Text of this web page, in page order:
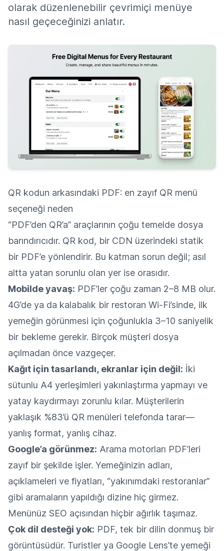
olarak düzenlenebilir çevrimiçi menüye
nasıl geçeceğinizi anlatır.
QR kodun arkasındaki PDF: en zayıf QR menü
seçeneği neden
“PDF’den QR’a” araçlarının çoğu temelde dosya
barındırıcıdır. QR kod, bir CDN üzerindeki statik
bir PDF’e yönlendirir. Bu katman sorun değil; asıl
altta yatan sorunlu olan yer ise orasıdır.
Mobilde yavaş: PDF’ler çoğu zaman 2–8 MB olur.
4G’de ya da kalabalık bir restoran Wi‑Fi’sinde, ilk
yemeğin görünmesi için çoğunlukla 3–10 saniyelik
bir bekleme gerekir. Birçok müşteri dosya
açılmadan önce vazgeçer.
Kağıt için tasarlandı, ekranlar için değil: İki
sütunlu A4 yerleşimleri yakınlaştırma yapmayı ve
yatay kaydırmayı zorunlu kılar. Müşterilerin
yaklaşık %83’ü QR menüleri telefonda tarar—
yanlış format, yanlış cihaz.
Google’a görünmez: Arama motorları PDF’leri
zayıf bir şekilde işler. Yemeğinizin adları,
açıklameleri ve fiyatları, “yakınımdaki restoranlar”
gibi aramaların yapıldığı dizine hiç girmez.
Menünüz SEO açısından hiçbir ağırlık taşımaz.
Çok dil desteği yok: PDF, tek bir dilin donmuş bir
görüntüsüdür. Turistler ya Google Lens’te yemeği